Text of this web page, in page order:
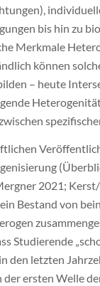
bis hin zu
Merkmale
können
– heute
2021;
Bestand von
Studierende
den letzten
der ersten Welle